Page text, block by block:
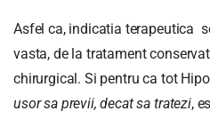
Asfel ca, indicatia terapeutica
vasta, de la tratament
chirurgical. Si pentru ca tot
usor sa previi, decat sa tratezi,